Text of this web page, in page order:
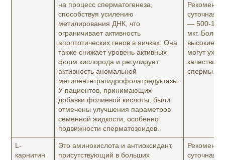
на процесс сперматогенеза,
способствуя усилению
метилирования ДНК, что
ограничивает активность
апоптотических генов в яичках. Она
также снижает уровень активных
форм кислорода и регулирует
активность аномальной
метилентетрагидрофолатредуктазы.
У пациентов, принимающих
добавки фолиевой кислоты, были
отмечены улучшения параметров
семенной жидкости, особенно
подвижности сперматозоидов.
суточная
— 500-
мкг. Более
высокие
могут
качество
спермы.
L-
карнитин
Это аминокислота и антиоксидант,
присутствующий в больших
суточная